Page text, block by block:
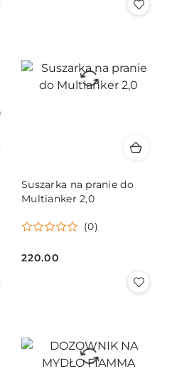
Suszarka na pranie do
Multianker 2,0
(0)
Cena:
220.00